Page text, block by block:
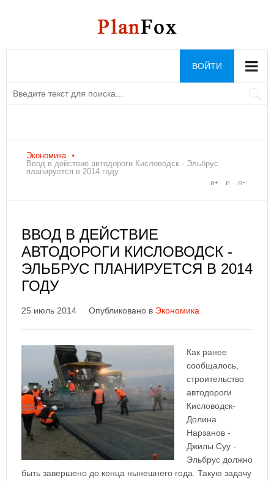
ВОЙТИ
Экономика
Ввод в действие автодороги Кисловодск - Эльбрус
планируется в 2014 году
ВВОД В ДЕЙСТВИЕ
АВТОДОРОГИ КИСЛОВОДСК -
ЭЛЬБРУС ПЛАНИРУЕТСЯ В 2014
ГОДУ
25 июль 2014 Опубликовано в Экономика
Как ранее
сообщалось,
строительство
автодороги
Кисловодск-
Долина
Нарзанов -
Джилы Cуу -
Эльбрус должно
быть завершено до конца нынешнего года. Такую задачу